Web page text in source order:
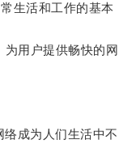
生活和工作的基本
用户提供畅快的网
成为人们生活中不